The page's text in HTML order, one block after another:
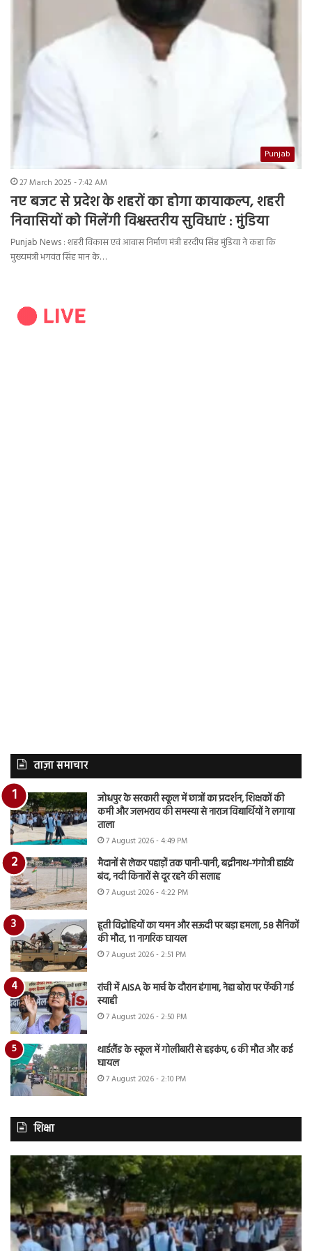
Punjab
27 March 2025 - 7:42 AM
नए बजट से प्रदेश के शहरों का होगा कायाकल्प, शहरी
निवासियों को मिलेंगी विश्वस्तरीय सुविधाएं : मुंडिया
Punjab News : शहरी विकास एवं आवास निर्माण मंत्री हरदीप सिंह मुंडिया ने कहा कि
मुख्यमंत्री भगवंत सिंह मान के…
ताज़ा समाचार
जोधपुर के सरकारी स्कूल में छात्रों का प्रदर्शन, शिक्षकों की
कमी और जलभराव की समस्या से नाराज विद्यार्थियों ने लगाया
ताला
7 August 2026 - 4:49 PM
मैदानों से लेकर पहाड़ों तक पानी-पानी, बद्रीनाथ-गंगोत्री हाईवे
बंद, नदी किनारों से दूर रहने की सलाह
7 August 2026 - 4:22 PM
हूती विद्रोहियों का यमन और सऊदी पर बड़ा हमला, 58 सैनिकों
की मौत, 11 नागरिक घायल
7 August 2026 - 2:51 PM
रांची में AISA के मार्च के दौरान हंगामा, नेहा बोरा पर फेंकी गई
स्याही
7 August 2026 - 2:50 PM
थाईलैंड के स्कूल में गोलीबारी से हड़कंप, 6 की मौत और कई
घायल
7 August 2026 - 2:10 PM
शिक्षा